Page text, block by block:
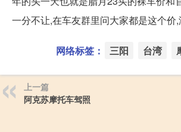
一分不让,在车友群里问大家都是这个价,
网络标签： 三阳 台湾
上一篇
阿克苏摩托车驾照